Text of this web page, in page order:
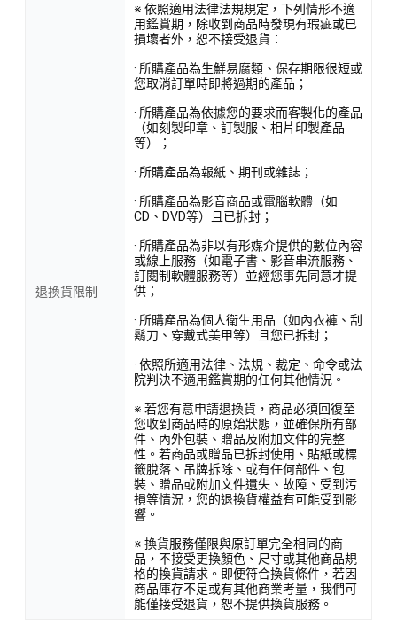
退換貨限制
※ 依照適用法律法規規定，下列情形不適
用鑑賞期，除收到商品時發現有瑕疵或已
損壞者外，恕不接受退貨：
· 所購產品為生鮮易腐類、保存期限很短或
您取消訂單時即將過期的產品；
· 所購產品為依據您的要求而客製化的產品
（如刻製印章、訂製服、相片印製產品
等）；
· 所購產品為報紙、期刊或雜誌；
· 所購產品為影音商品或電腦軟體（如
CD、DVD等）且已拆封；
· 所購產品為非以有形媒介提供的數位內容
或線上服務（如電子書、影音串流服務、
訂閱制軟體服務等）並經您事先同意才提
供；
· 所購產品為個人衛生用品（如內衣褲、刮
鬍刀、穿戴式美甲等）且您已拆封；
· 依照所適用法律、法規、裁定、命令或法
院判決不適用鑑賞期的任何其他情況。
※ 若您有意申請退換貨，商品必須回復至
您收到商品時的原始狀態，並確保所有部
件、內外包裝、贈品及附加文件的完整
性。若商品或贈品已拆封使用、貼紙或標
籤脫落、吊牌拆除、或有任何部件、包
裝、贈品或附加文件遺失、故障、受到污
損等情況，您的退換貨權益有可能受到影
響。
※ 換貨服務僅限與原訂單完全相同的商
品，不接受更換顏色、尺寸或其他商品規
格的換貨請求。即便符合換貨條件，若因
商品庫存不足或有其他商業考量，我們可
能僅接受退貨，恕不提供換貨服務。